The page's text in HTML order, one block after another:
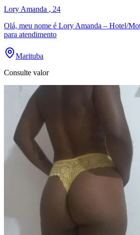
Lory Amanda , 24
Olá, meu nome é Lory Amanda – Hotel/
para atendimento
Marituba
Consulte valor